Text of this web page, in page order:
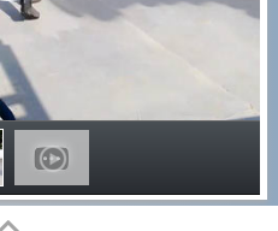
hút bể phốt hiện đại, an
triệt để chất thải trong thời
áp lực nước đến chế
mỗi giải pháp đều được lựa
của bạn. Với quy trình
tôi giúp giữ vệ sinh, hạn
thống thoát nước. Dưới đây